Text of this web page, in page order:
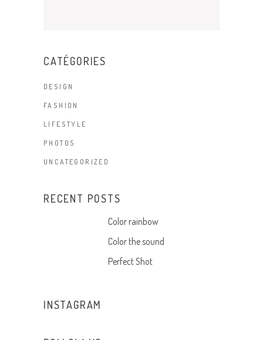
CATÉGORIES
DESIGN
FASHION
LIFESTYLE
PHOTOS
UNCATEGORIZED
RECENT POSTS
Color rainbow
Color the sound
Perfect Shot
INSTAGRAM